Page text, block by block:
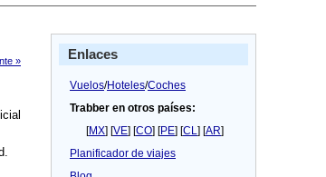
» Enlaces
Vuelos/Hoteles/Coches
Trabber en otros países:
[MX] [VE] [CO] [PE] [CL] [AR]
Planificador de viajes